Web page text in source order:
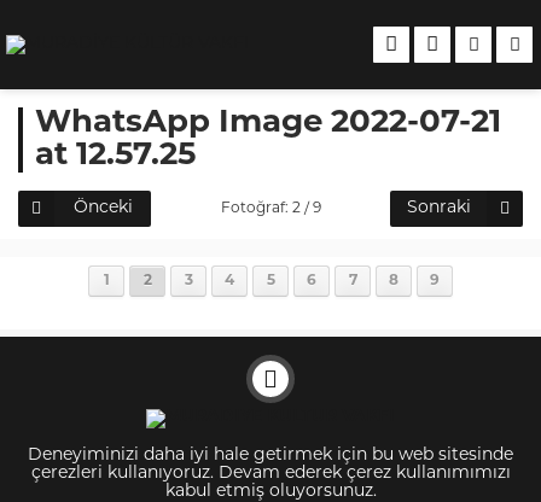
WhatsApp Image 2022-07-21
at 12.57.25
Önceki Fotoğraf: 2 / 9 Sonraki
1 2 3 4 5 6 7 8 9
Deneyiminizi daha iyi hale getirmek için bu web sitesinde
çerezleri kullanıyoruz. Devam ederek çerez kullanımımızı
kabul etmiş oluyorsunuz.